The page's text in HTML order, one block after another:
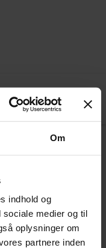
Om
indhold og
medier og til
oplysninger om
partnere inden
– Teknologi